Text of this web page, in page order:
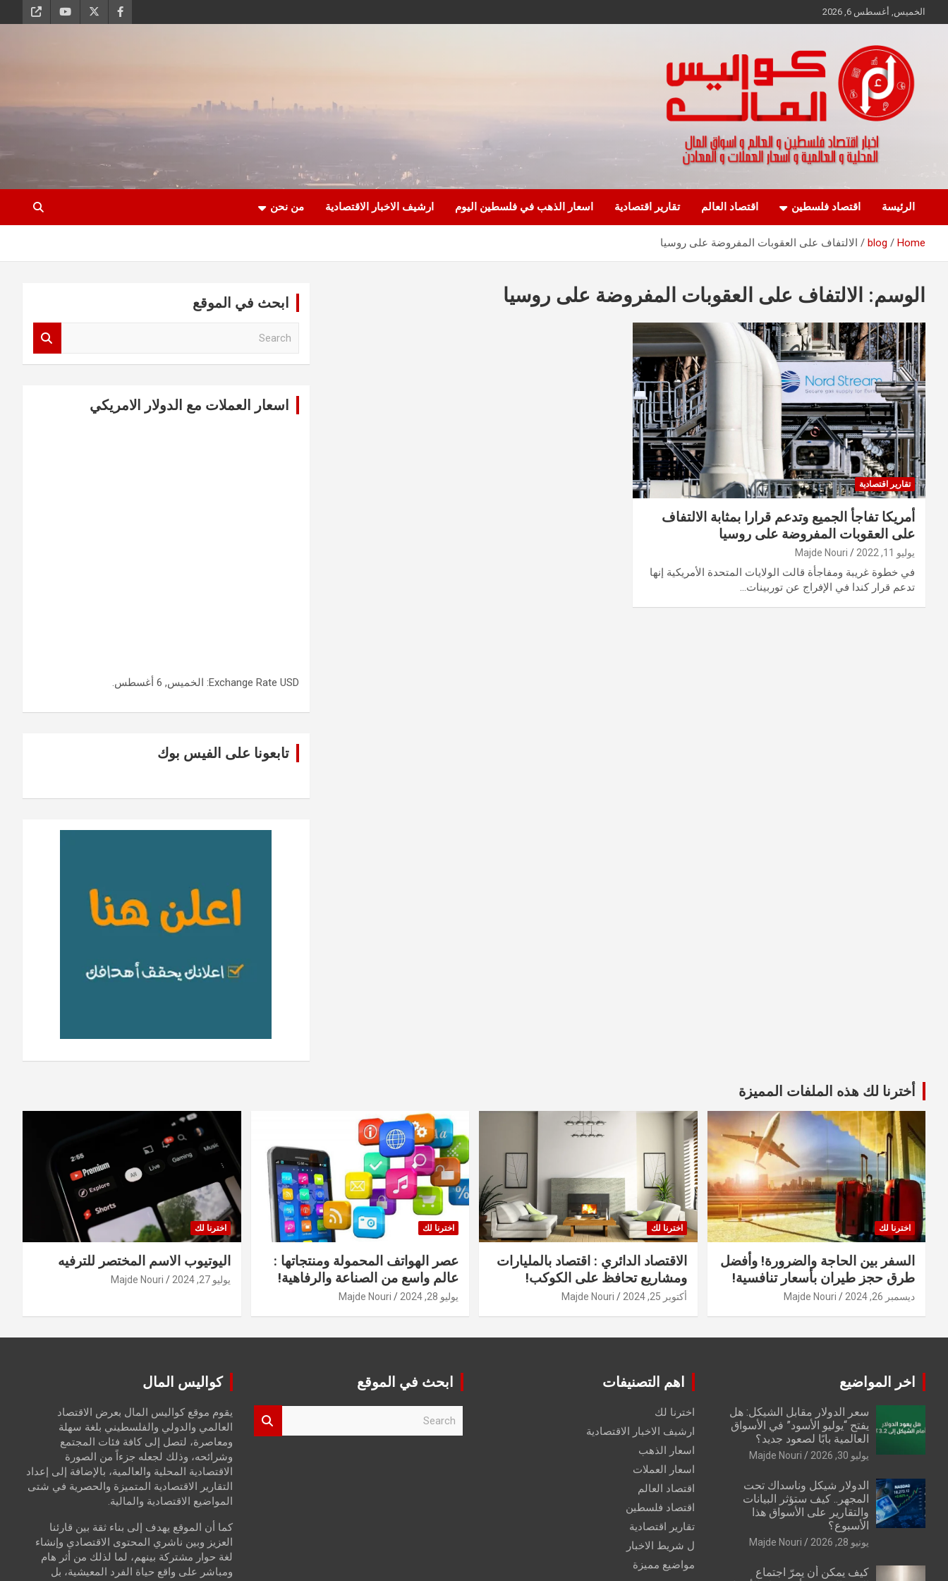
to
الخميس, أغسطس 6, 2026
كواليس المال
الرئيسة اقتصاد فلسطين اقتصاد العالم تقارير اقتصادية اسعار الذهب في فلسطين اليوم ارشيف الاخبار الاقتصادية من نحن
Home
blog الالتفاف على العقوبات المفروضة على روسيا
الوسم: الالتفاف على العقوبات المفروضة على روسيا
تقارير اقتصادية
أمريكا تفاجأ الجميع وتدعم قرارا بمثابة الالتفاف
على العقوبات المفروضة على روسيا
يوليو 11, 2022 Majde Nouri
في خطوة غريبة ومفاجأة قالت الولايات المتحدة الأمريكية إنها
تدعم قرار كندا في الإفراج عن توربينات…
ابحث في الموقع
اسعار العملات مع الدولار الامريكي
Exchange Rate USD : الخميس, 6 أغسطس.
تابعونا على الفيس بوك
أخترنا لك هذه الملفات المميزة
اخترنا لك
السفر بين الحاجة والضرورة! وأفضل
طرق حجز طيران بأسعار تنافسية!
ديسمبر 26, 2024 Majde Nouri
اخترنا لك
الاقتصاد الدائري : اقتصاد بالمليارات
ومشاريع تحافظ على الكوكب!
أكتوبر 25, 2024 Majde Nouri
اخترنا لك
عصر الهواتف المحمولة ومنتجاتها :
عالم واسع من الصناعة والرفاهية!
يوليو 28, 2024 Majde Nouri
اخترنا لك
اليوتيوب الاسم المختصر للترفيه
يوليو 27, 2024 Majde Nouri
اخر المواضيع
سعر الدولار مقابل الشيكل: هل
يفتح “يوليو الأسود” في الأسواق
العالمية بابًا لصعود جديد؟
يوليو 30, 2026 Majde Nouri
الدولار شيكل وناسداك تحت
المجهر.. كيف ستؤثر البيانات
والتقارير على الأسواق هذا
الأسبوع؟
يونيو 28, 2026 Majde Nouri
كيف يمكن أن يمرّ اجتماع
اهم التصنيفات
اخترنا لك
ارشيف الاخبار الاقتصادية
اسعار الذهب
اسعار العملات
اقتصاد العالم
اقتصاد فلسطين
تقارير اقتصادية
ل شريط الاخبار
مواضيع مميزة
ابحث في الموقع كواليس المال
يقوم موقع كواليس المال بعرض الاقتصاد
العالمي والدولي والفلسطيني بلغة سهلة
ومعاصرة، لتصل إلى كافة فئات المجتمع
وشرائحه، وذلك لجعله جزءاً من الصورة
الاقتصادية المحلية والعالمية، بالإضافة إلى إعداد
التقارير الاقتصادية المتميزة والحصرية في شتى
المواضيع الاقتصادية والمالية.
كما أن الموقع يهدف إلى بناء ثقة بين قارئنا
العزيز وبين ناشري المحتوى الاقتصادي وإنشاء
لغة حوار مشتركة بينهم، لما لذلك من أثر هام
ومباشر على واقع حياة الفرد المعيشية، بل